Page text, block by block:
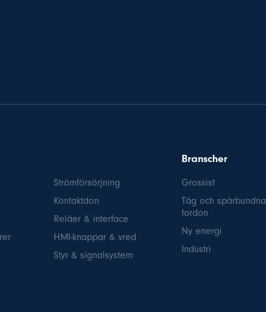
Strömförsörjning
Kontaktdon
Reläer & interface
HMI-knappar & vred
Styr & signalsystem
Branscher
Grossist
Tåg och spårbundna
fordon
Ny energi
Industri